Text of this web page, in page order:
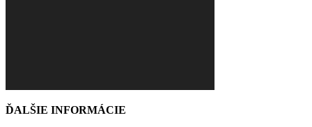
ĎALŠIE INFORMÁCIE